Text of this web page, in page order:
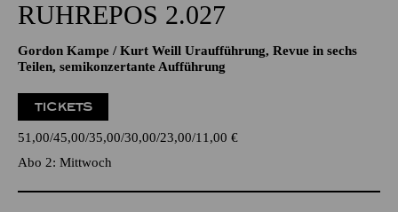
RUHREPOS 2.027
Gordon Kampe / Kurt Weill Uraufführung, Revue in sechs
Teilen, semikonzertante Aufführung
TICKETS
51,00 45,00 35,00 30,00 23,00 11,00 €
Abo 2: Mittwoch